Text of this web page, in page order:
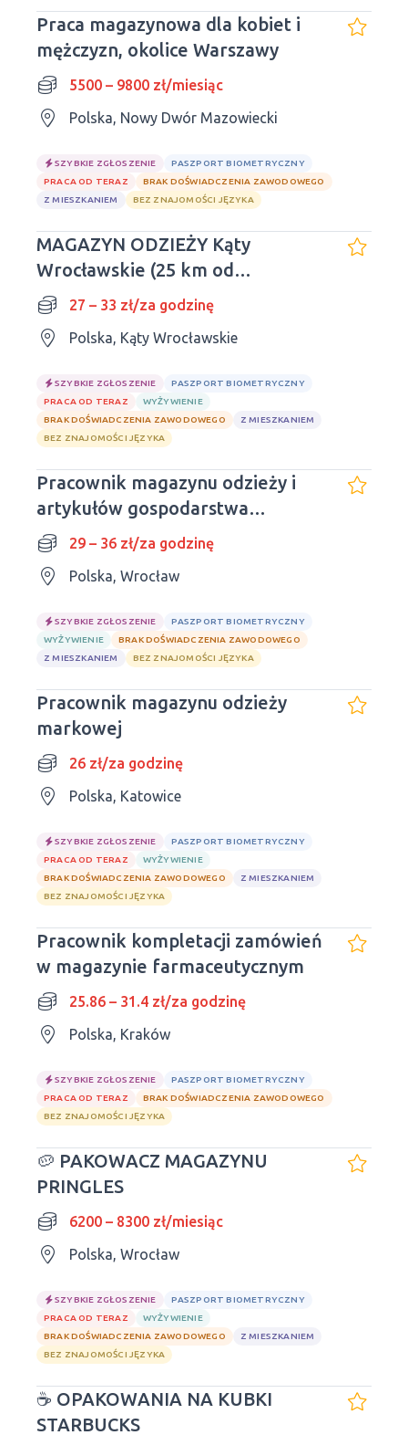
Praca magazynowa dla kobiet i
mężczyzn, okolice Warszawy
5500 – 9800 zł/miesiąc
Polska, Nowy Dwór Mazowiecki
SZYBKIE ZGŁOSZENIE
PASZPORT BIOMETRYCZNY
PRACA OD TERAZ
BRAK DOŚWIADCZENIA ZAWODOWEGO
Z MIESZKANIEM
BEZ ZNAJOMOŚCI JĘZYKA
MAGAZYN ODZIEŻY Kąty
Wrocławskie (25 km od
Wrocławia)
27 – 33 zł/za godzinę
Polska, Kąty Wrocławskie
SZYBKIE ZGŁOSZENIE
PASZPORT BIOMETRYCZNY
PRACA OD TERAZ
WYŻYWIENIE
BRAK DOŚWIADCZENIA ZAWODOWEGO
Z MIESZKANIEM
BEZ ZNAJOMOŚCI JĘZYKA
Pracownik magazynu odzieży i
artykułów gospodarstwa
domowego
29 – 36 zł/za godzinę
Polska, Wrocław
SZYBKIE ZGŁOSZENIE
PASZPORT BIOMETRYCZNY
WYŻYWIENIE
BRAK DOŚWIADCZENIA ZAWODOWEGO
Z MIESZKANIEM
BEZ ZNAJOMOŚCI JĘZYKA
Pracownik magazynu odzieży
markowej
26 zł/za godzinę
Polska, Katowice
SZYBKIE ZGŁOSZENIE
PASZPORT BIOMETRYCZNY
PRACA OD TERAZ
WYŻYWIENIE
BRAK DOŚWIADCZENIA ZAWODOWEGO
Z MIESZKANIEM
BEZ ZNAJOMOŚCI JĘZYKA
Pracownik kompletacji zamówień
w magazynie farmaceutycznym
25.86 – 31.4 zł/za godzinę
Polska, Kraków
SZYBKIE ZGŁOSZENIE
PASZPORT BIOMETRYCZNY
PRACA OD TERAZ
BRAK DOŚWIADCZENIA ZAWODOWEGO
BEZ ZNAJOMOŚCI JĘZYKA
🥔 PAKOWACZ MAGAZYNU
PRINGLES
6200 – 8300 zł/miesiąc
Polska, Wrocław
SZYBKIE ZGŁOSZENIE
PASZPORT BIOMETRYCZNY
PRACA OD TERAZ
WYŻYWIENIE
BRAK DOŚWIADCZENIA ZAWODOWEGO
Z MIESZKANIEM
BEZ ZNAJOMOŚCI JĘZYKA
☕ OPAKOWANIA NA KUBKI
STARBUCKS